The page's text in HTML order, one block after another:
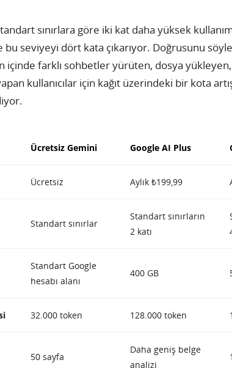
sınırlara göre iki kat daha yüksek
bu seviyeyi dört kata çıkarıyor. Doğrusunu
içinde farklı sohbetler yürüten, dosya
kullanıcılar için kağıt üzerindeki bir kota
Ücretsiz Gemini Google AI Plus
Ücretsiz Aylık ₺199,99
Standart sınırlar
Standart sınırların
2 katı
Standart Google
hesabı alanı
400 GB
32.000 token 128.000 token
50 sayfa
Daha geniş belge
analizi